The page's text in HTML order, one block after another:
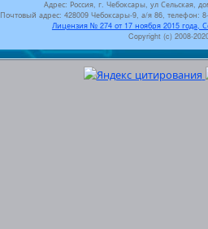
Адрес: Россия, г. Чебоксары, ул Сельская,
Почтовый адрес: 428009 Чебоксары-9, а/я 86, телефон:
Лицензия № 274 от 17 ноября 2015 года,
Copyright (c) 2008-